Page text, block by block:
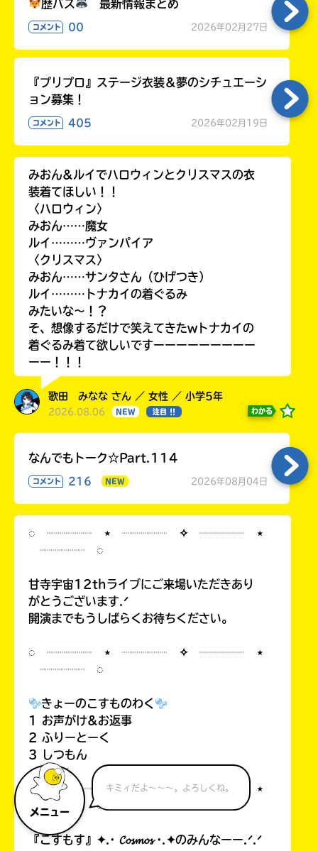
メニュー
キミィだよ～～～。よろしくね。
歴バス 最新情報まとめ
コメント 00 2026年02月27日
『プリプロ』ステージ衣装＆夢のシチュエーシ
ョン募集！
コメント 405 2026年02月19日
みおん&ルイでハロウィンとクリスマスの衣
装着てほしい！！
〈ハロウィン〉
みおん……魔女
ルイ………ヴァンパイア
〈クリスマス〉
みおん……サンタさん（ひげつき）
ルイ………トナカイの着ぐるみ
みたいな〜！？
そ、想像するだけで笑えてきたwトナカイの
着ぐるみ着て欲しいですーーーーーーーーー
ーー！！！
歌田 みなな さん ／ 女性 ／ 小学5年
2026.08.06 NEW 注目 !! わかる
なんでもトーク☆Part.114
コメント 216 NEW 2026年08月04日
◌ ┈┈┈┈ ⋆ ┈┈┈┈ ✧ ┈┈┈┈ ⋆
┈┈┈┈ ◌
甘寺宇宙12thライブにご来場いただきあり
がとうございます.ᐟ
開演までもうしばらくお待ちください。
◌ ┈┈┈┈ ⋆ ┈┈┈┈ ✧ ┈┈┈┈ ⋆
┈┈┈┈ ◌
きょーのこすものわく
1 お声がけ&お返事
2 ふりーとーく
3 しつもん
◌ ┈┈┈┈ ⋆ ┈┈┈┈ ✧ ┈┈┈┈ ⋆
┈┈┈┈ ◌
『こすもす』✦.· 𝓒𝓸𝓼𝓶𝓸𝓼 ·.✦のみんなーー.ᐟ.ᐟ